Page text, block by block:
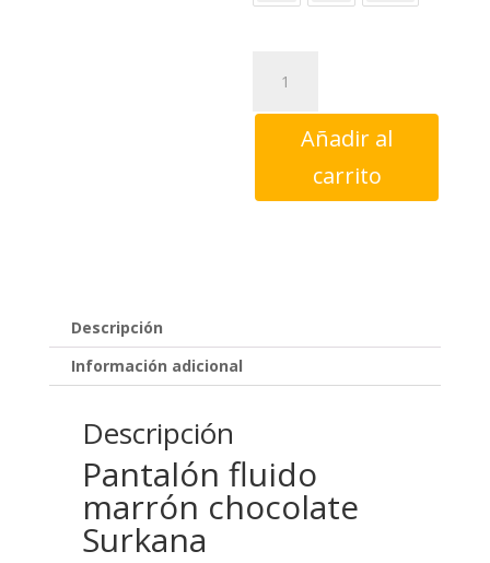
fluido
marrón
chocolateAñadir al
carrito
Descripción
Información adicional
Descripción
Pantalón fluido
marrón chocolate
Surkana